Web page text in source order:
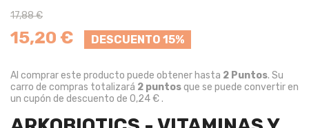
17,88 €
15,20 € DESCUENTO 15%
Al comprar este producto puede obtener hasta 2 Puntos. Su
carro de compras totalizará 2 puntosque se puede convertir en
un cupón de descuento de 0,24 €.